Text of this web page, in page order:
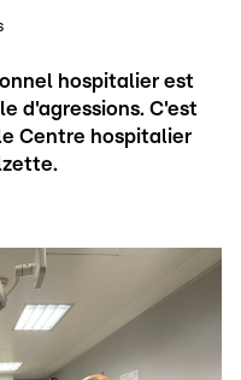
hospitalier est
d'agressions. C'est
Centre hospitalier